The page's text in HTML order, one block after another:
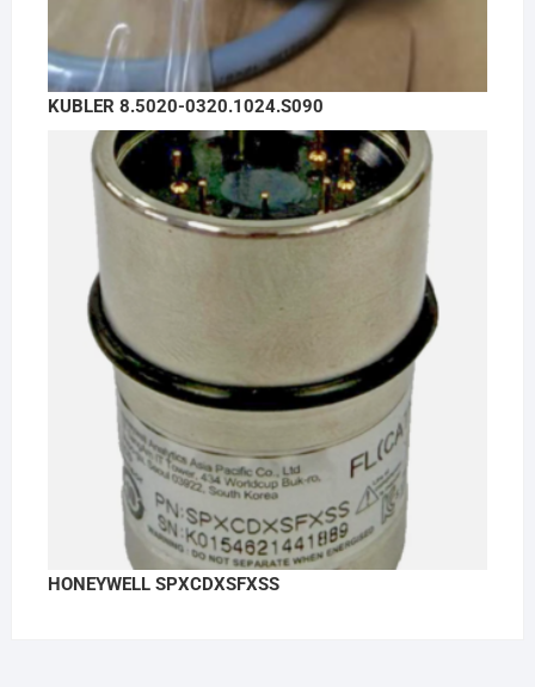
KUBLER 8.5020-0320.1024.S090
HONEYWELL SPXCDXSFXSS